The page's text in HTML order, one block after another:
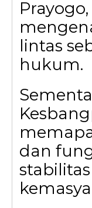
lintas
hukum.
dan